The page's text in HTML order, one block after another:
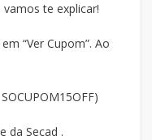
te explicar!
“Ver Cupom”. Ao
da Secad .